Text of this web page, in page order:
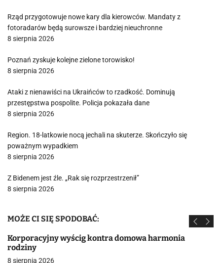
Rząd przygotowuje nowe kary dla kierowców. Mandaty z
fotoradarów będą surowsze i bardziej nieuchronne
8 sierpnia 2026
Poznań zyskuje kolejne zielone torowisko!
8 sierpnia 2026
Ataki z nienawiści na Ukraińców to rzadkość. Dominują
przestępstwa pospolite. Policja pokazała dane
8 sierpnia 2026
Region. 18-latkowie nocą jechali na skuterze. Skończyło się
poważnym wypadkiem
8 sierpnia 2026
Z Bidenem jest źle. „Rak się rozprzestrzenił”
8 sierpnia 2026
MOŻE CI SIĘ SPODOBAĆ:
Korporacyjny wyścig kontra domowa harmonia
rodziny
8 sierpnia 2026